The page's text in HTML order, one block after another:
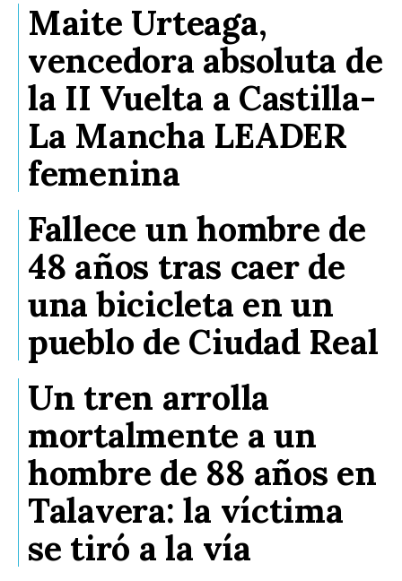
Maite Urteaga,
vencedora absoluta de
la II Vuelta a Castilla-
La Mancha LEADER
femenina
Fallece un hombre de
48 años tras caer de
una bicicleta en un
pueblo de Ciudad Real
Un tren arrolla
mortalmente a un
hombre de 88 años en
Talavera: la víctima
se tiró a la vía